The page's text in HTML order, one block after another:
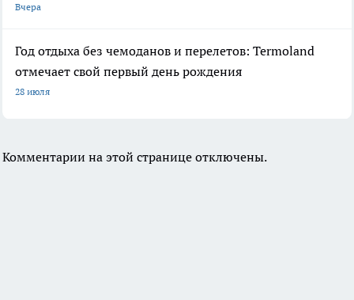
Вчера
Год отдыха без чемоданов и перелетов: Termoland
отмечает свой первый день рождения
28 июля
Комментарии на этой странице отключены.